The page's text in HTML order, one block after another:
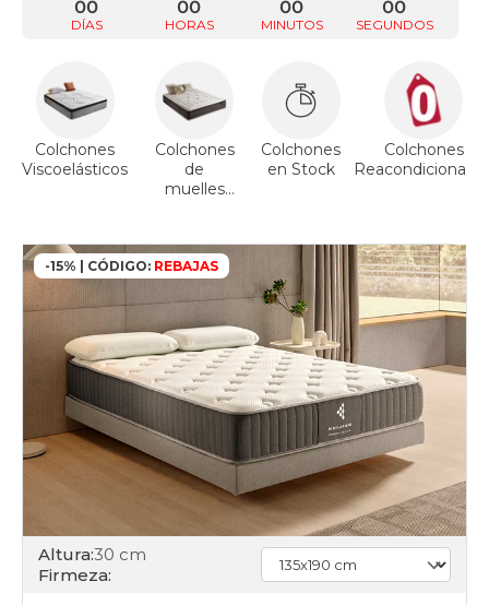
DÍAS
00
HORAS
00
MINUTOS
00
SEGUNDOS
00
Colchones
Viscoelásticos
Colchones
de
muelles
Colchones
en Stock
Colchones
-15% | CÓDIGO: REBAJAS
Altura:30 cm
Firmeza: